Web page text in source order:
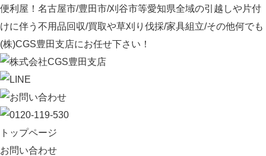
便利屋！名古屋市/豊田市/刈谷市等愛知県全域の引越しや片付
けに伴う不用品回収/買取や草刈り伐採/家具組立/その他何でも
(株)CGS豊田支店にお任せ下さい！
トップページ
お問い合わせ